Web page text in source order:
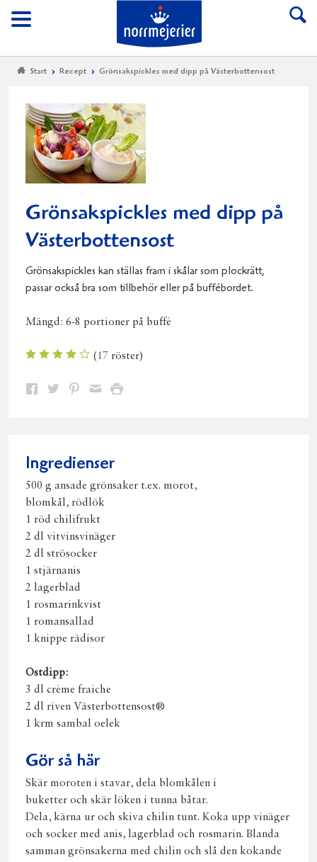
Meny
Till Norrmejerier
Start Recept Grönsakspickles med dipp på Västerbottensost
Grönsakspickles med dipp på
Västerbottensost
Grönsakspickles kan ställas fram i skålar som plockrätt,
passar också bra som tillbehör eller på buffébordet.
Mängd: 6-8 portioner på buffé
(17 röster)
Dela Dela Dela DelaSkriv
Ingredienser
500 g ansade grönsaker t.ex. morot,
blomkål, rödlök
1 röd chilifrukt
2 dl vitvinsvinäger
2 dl strösocker
1 stjärnanis
2 lagerblad
1 rosmarinkvist
1 romansallad
1 knippe rädisor
Ostdipp:
3 dl crème fraiche
2 dl riven Västerbottensost®
1 krm sambal oelek
Gör så här
Skär moroten i stavar, dela blomkålen i
buketter och skär löken i tunna båtar.
Dela, kärna ur och skiva chilin tunt. Koka upp vinäger
och socker med anis, lagerblad och rosmarin. Blanda
samman grönsakerna med chilin och slå den kokande